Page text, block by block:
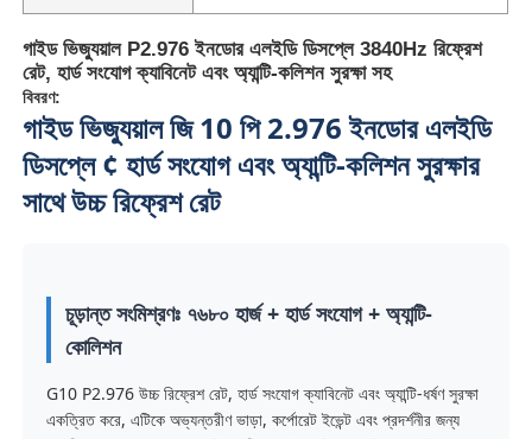
গাইড ভিজ্যুয়াল P2.976 ইনডোর এলইডি ডিসপ্লে 3840Hz রিফ্রেশ
রেট, হার্ড সংযোগ ক্যাবিনেট এবং অ্যান্টি-কলিশন সুরক্ষা সহ
বিবরণ:
গাইড ভিজ্যুয়াল জি 10 পি 2.976 ইনডোর এলইডি
ডিসপ্লে ¢ হার্ড সংযোগ এবং অ্যান্টি-কলিশন সুরক্ষার
সাথে উচ্চ রিফ্রেশ রেট
চূড়ান্ত সংমিশ্রণঃ ৭৬৮০ হার্জ + হার্ড সংযোগ + অ্যান্টি-
কোলিশন
G10 P2.976 উচ্চ রিফ্রেশ রেট, হার্ড সংযোগ ক্যাবিনেট এবং অ্যান্টি-ধর্ষণ সুরক্ষা
একত্রিত করে, এটিকে অভ্যন্তরীণ ভাড়া, কর্পোরেট ইভেন্ট এবং প্রদর্শনীর জন্য